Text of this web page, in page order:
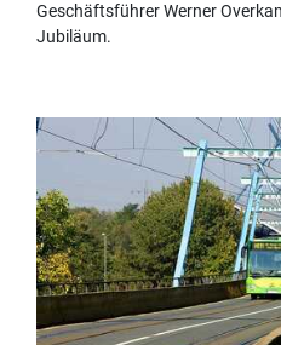
Geschäftsführer Werner
Jubiläum.